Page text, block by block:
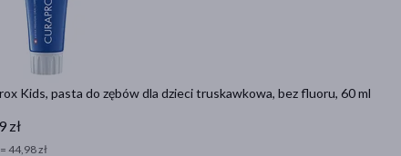
Kids, pasta do zębów dla dzieci truskawkowa, bez fluoru, 60 ml
zł
44,98 zł